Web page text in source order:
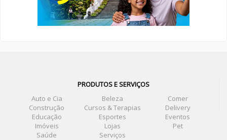
PRODUTOS E SERVIÇOS
Auto e Cia
Beleza
Comer
Construção
Cursos & Terapias
Delivery
Educação
Esportes
Eventos
Imóveis
Lojas
Pet
Saúde
Serviços